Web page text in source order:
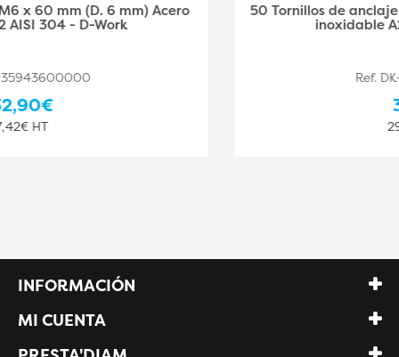
50 Tornillos de anclaje M6 x 80 mm (D. 6 mm) Acero
inoxidable A2 AISI 304 - D-Work
INFORMACIÓN
MI CUENTA